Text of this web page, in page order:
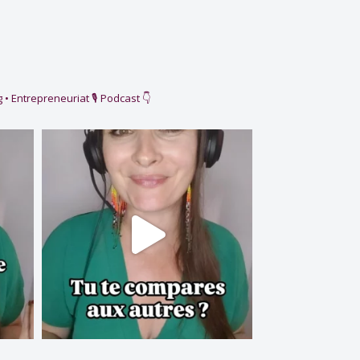
• Entrepreneuriat🎙️ Podcast 👇